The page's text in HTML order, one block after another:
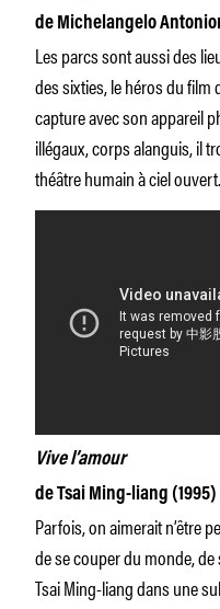
de Michelangelo
Les parcs sont aussi des
des sixties, le héros du film
capture avec son appareil
illégaux, corps alanguis, il
théâtre humain à ciel
Vive l’amour
de Tsai Ming-liang (1995)
Parfois, on aimerait n’être
de se couper du monde, de
Tsai Ming-liang dans une